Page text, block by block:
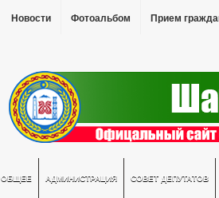
Новости Фотоальбом Прием
ОБЩЕЕ АДМИНИСТРАЦИЯ СОВЕТ ДЕПУТАТОВ